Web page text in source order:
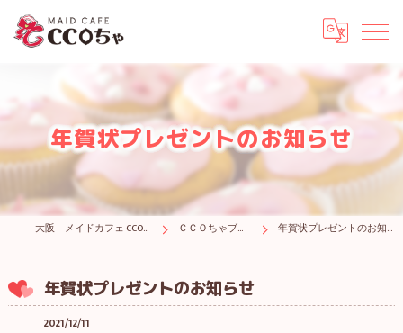
年賀状プレゼントのお知らせ
大阪 メイドカフェ CCOちゃ ＣＣＯちゃブログ 年賀状プレゼントのお知らせ
年賀状プレゼントのお知らせ
2021/12/11